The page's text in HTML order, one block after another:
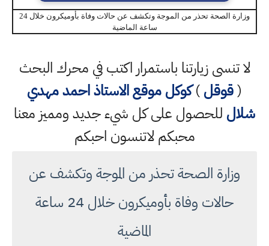
وزارة الصحة تحذر من الموجة وتكشف عن حالات وفاة بأوميكرون خلال 24
ساعة الماضية
لا تنسى زيارتنا باستمرار اكتب في محرك البحث
(قوقل)كوكلموقع الاستاذ احمد مهدي
شلال للحصول على كل شيء جديد ومميز معنا
محبكم لاتنسون احبكم
وزارة الصحة تحذر من الموجة وتكشف عن
حالات وفاة بأوميكرون خلال 24 ساعة
الماضية